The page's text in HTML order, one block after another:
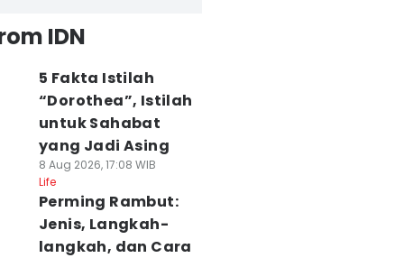
IDN
5 Fakta Istilah
“Dorothea”, Istilah
untuk Sahabat
yang Jadi Asing
8 Aug 2026, 17:08 WIB
Life
Perming Rambut:
Jenis, Langkah-
langkah, dan Cara